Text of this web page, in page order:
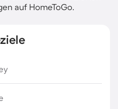
auf HomeToGo.